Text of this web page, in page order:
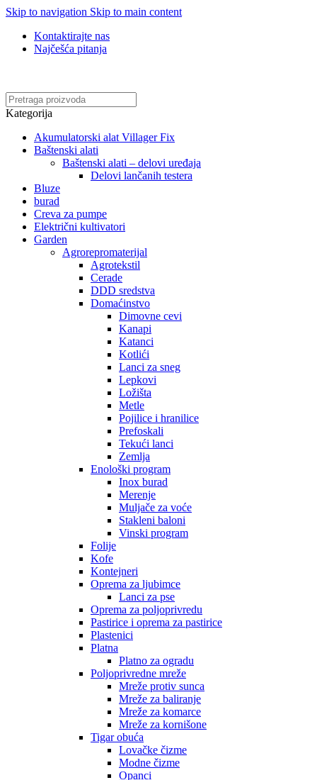
Skip to navigation Skip to main content
Kontaktirajte nas
Najčešća pitanja
Kategorija
Akumulatorski alat Villager Fix
Baštenski alati
Baštenski alati – delovi uređaja
Delovi lančanih testera
Bluze
burad
Creva za pumpe
Električni kultivatori
Garden
Agrorepromaterijal
Agrotekstil
Cerade
DDD sredstva
Domaćinstvo
Dimovne cevi
Kanapi
Katanci
Kotlići
Lanci za sneg
Lepkovi
Ložišta
Metle
Pojilice i hranilice
Prefoskali
Tekući lanci
Zemlja
Enološki program
Inox burad
Merenje
Muljače za voće
Stakleni baloni
Vinski program
Folije
Kofe
Kontejneri
Oprema za ljubimce
Lanci za pse
Oprema za poljoprivredu
Pastirice i oprema za pastirice
Plastenici
Platna
Platno za ogradu
Poljoprivredne mreže
Mreže protiv sunca
Mreže za baliranje
Mreže za komarce
Mreže za kornišone
Tigar obuća
Lovačke čizme
Modne čizme
Opanci